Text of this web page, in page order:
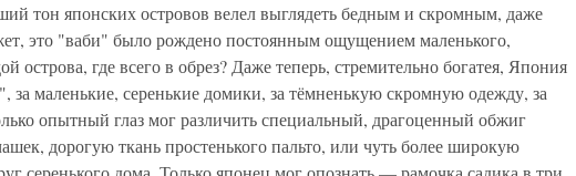
тон японских островов велел выглядеть бедным и скромным, даже
это "ваби" было рождено постоянным ощущением маленького,
острова, где всего в обрез? Даже теперь, стремительно богатея, Япония
за маленькие, серенькие домики, за тёмненькую скромную одежду, за
опытный глаз мог различить специальный, драгоценный обжиг
дорогую ткань простенького пальто, или чуть более широкую